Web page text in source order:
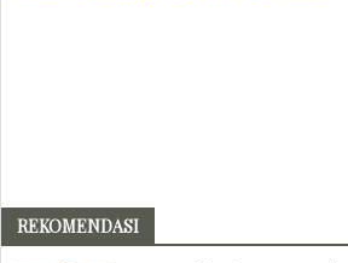
REKOMENDASI